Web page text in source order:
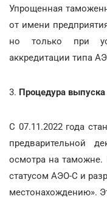
Упрощенная
от имени
но только при
аккредитации типа
3. Процедура
С 07.11.2022 года
предварительной
осмотра на таможне.
статусом АЭО-С и
местонахождению».